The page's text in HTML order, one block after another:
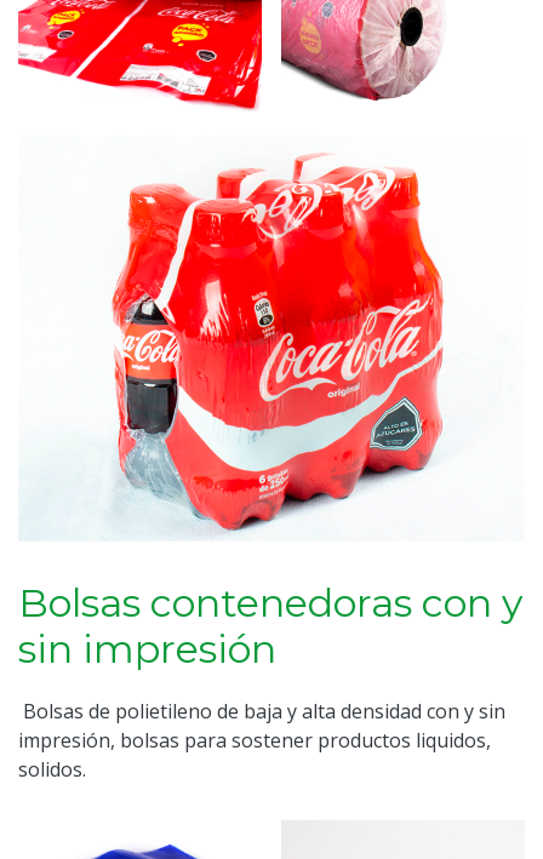
Bolsas contenedoras con y
sin impresión
Bolsas de polietileno de baja y alta densidad con y sin
impresión, bolsas para sostener productos liquidos,
solidos.